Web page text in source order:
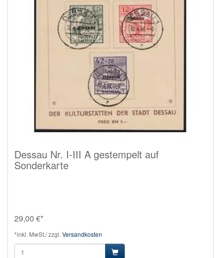
Dessau Nr. I-III A gestempelt auf
Sonderkarte
29,00 €*
*inkl. MwSt./ zzgl. Versandkosten